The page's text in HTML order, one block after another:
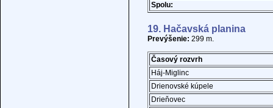
Spolu:
19. Hačavská planina
Prevýšenie: 299 m.
Časový rozvrh
Háj-Miglinc
Drienovské kúpele
Drieňovec